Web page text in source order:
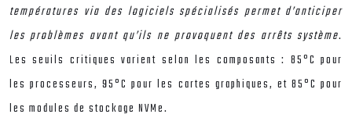
températures via des logiciels spécialisés permet d’anticiper
les problèmes avant qu’ils ne provoquent des arrêts système.
Les seuils critiques varient selon les composants : 85°C pour
les processeurs, 95°C pour les cartes graphiques, et 85°C pour
les modules de stockage NVMe.